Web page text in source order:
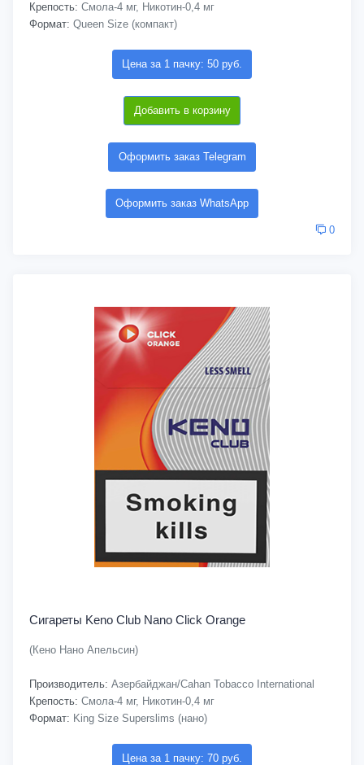
Крепость: Смола-4 мг, Никотин-0,4 мг
Формат: Queen Size (компакт)
Цена за 1 пачку: 50 руб.
Добавить в корзину
Оформить заказ Telegram
Оформить заказ WhatsApp
0
Сигареты Keno Club Nano Click Orange
(Кено Нано Апельсин)
Производитель: Азербайджан/Cahan Tobacco International
Крепость: Смола-4 мг, Никотин-0,4 мг
Формат: King Size Superslims (нано)
Цена за 1 пачку: 70 руб.